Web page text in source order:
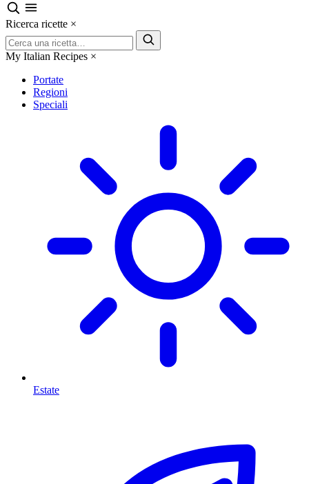
Ricerca ricette ×
My Italian Recipes ×
Portate
Regioni
Speciali
Estate